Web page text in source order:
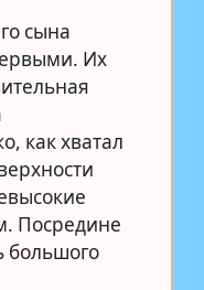
сына
Их
как хватал
Посредине
большого